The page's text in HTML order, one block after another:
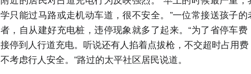
学只能过马路或走机动车道，很不安全。”一位常接送孩子的
者，自从建好充电桩，违停现象就多了起来。“为了省停车费
接停到人行道充电。听说还有人掐着点拔枪，不交超时占用
不考虑行人安全。”路过的太平社区居民说道。